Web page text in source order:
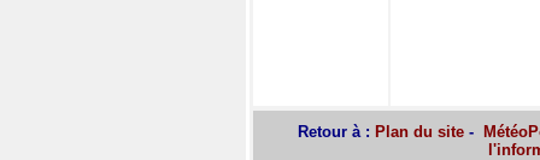
Retour à : Plan du site -